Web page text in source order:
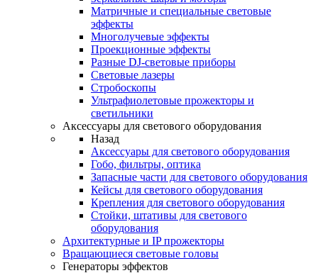
Матричные и специальные световые
эффекты
Многолучевые эффекты
Проекционные эффекты
Разные DJ-световые приборы
Световые лазеры
Стробоскопы
Ультрафиолетовые прожекторы и
светильники
Аксессуары для светового оборудования
Назад
Аксессуары для светового оборудования
Гобо, фильтры, оптика
Запасные части для светового оборудования
Кейсы для светового оборудования
Крепления для светового оборудования
Стойки, штативы для светового
оборудования
Архитектурные и IP прожекторы
Вращающиеся световые головы
Генераторы эффектов